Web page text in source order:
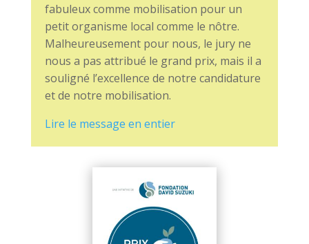
fabuleux comme mobilisation pour un
petit organisme local comme le nôtre.
Malheureusement pour nous, le jury ne
nous a pas attribué le grand prix, mais il a
souligné l’excellence de notre candidature
et de notre mobilisation.
Lire le message en entier